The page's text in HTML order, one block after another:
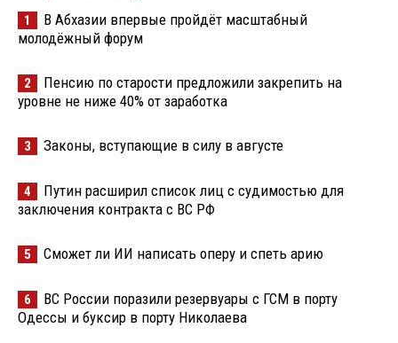
1
В Абхазии впервые пройдёт масштабный
молодёжный форум
2
Пенсию по старости предложили закрепить на
уровне не ниже 40% от заработка
3 Законы, вступающие в силу в августе
4
Путин расширил список лиц с судимостью для
заключения контракта с ВС РФ
5 Сможет ли ИИ написать оперу и спеть арию
6
ВС России поразили резервуары с ГСМ в порту
Одессы и буксир в порту Николаева